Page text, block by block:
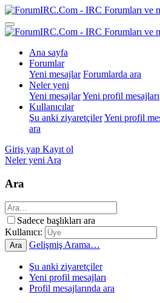
Ana sayfa
Forumlar
Yeni mesajlar Forumlarda ara
Neler yeni
Yeni mesajlarYeni profil mesajları
Kullanıcılar
Şu anki ziyaretçilerYeni profil
ara
Giriş yap Kayıt ol
Neler yeni Ara
Ara
Sadece başlıkları ara
Kullanıcı:
Ara Gelişmiş Arama…
Şu anki ziyaretçiler
Yeni profil mesajları
Profil mesajlarında ara